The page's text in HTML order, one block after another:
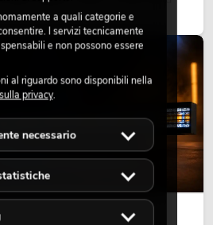
di alta qualità è ormai parte
di arredamento.
a quali categorie e
I servizi tecnicamente
e non possono essere
al riguardo sono disponibili nella
privacy.
necessario